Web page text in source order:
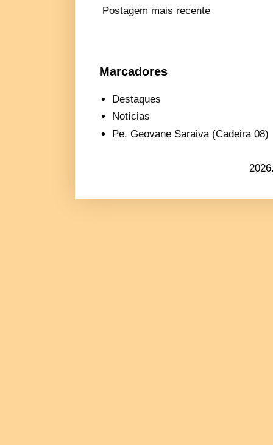
Postagem mais recente
Marcadores
Destaques
Notícias
Pe. Geovane Saraiva (Cadeira 08)